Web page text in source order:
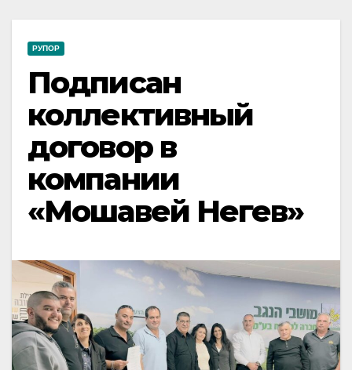
РУПОР
Подписан
коллективный
договор в
компании
«Мошавей Негев»